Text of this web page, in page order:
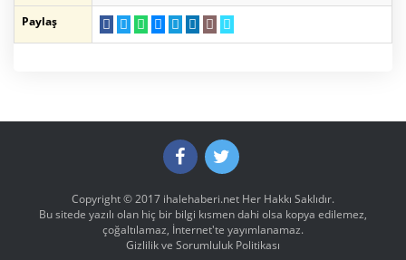
Paylaş
Copyright © 2017 ihalehaberi.net Her Hakkı Saklıdır.
Bu sitede yazılı olan hiç bir bilgi kısmen dahi olsa kopya edilemez,
çoğaltılamaz, İnternet'te yayımlanamaz.
Gizlilik ve Sorumluluk Politikası